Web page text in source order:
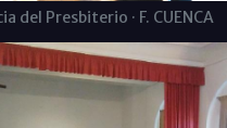
del Presbiterio · F. CUENCA